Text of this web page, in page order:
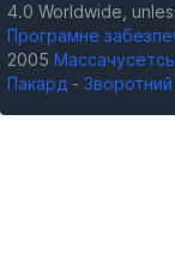
4.0 Worldwide,
Програмне
2005
Пакард - Зворотний